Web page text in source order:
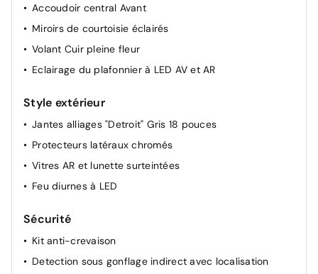
Allumage automatique des feux de croisement +
Commutation automatique des feux de route / feux de
Accoudoir central Avant
Miroirs de courtoisie éclairés
Volant Cuir pleine fleur
Eclairage du plafonnier à LED AV et AR
Style extérieur
Jantes alliages "Detroit" Gris 18 pouces
Protecteurs latéraux chromés
Vitres AR et lunette surteintées
Feu diurnes à LED
Sécurité
Kit anti-crevaison
Detection sous gonflage indirect avec localisation